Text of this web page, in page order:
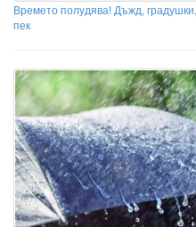
Времето полудява! Дъжд,
пек